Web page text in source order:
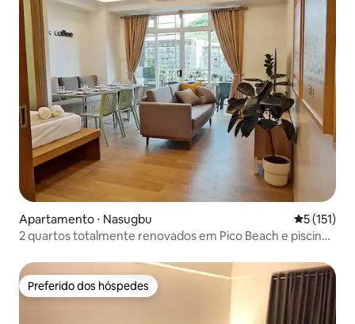
Apartamento ⋅ Nasugbu 5 de uma
5 (151)
2 quartos totalmente renovados em Pico Beach e piscinas
Preferido dos hóspedes
Preferido dos hóspedes